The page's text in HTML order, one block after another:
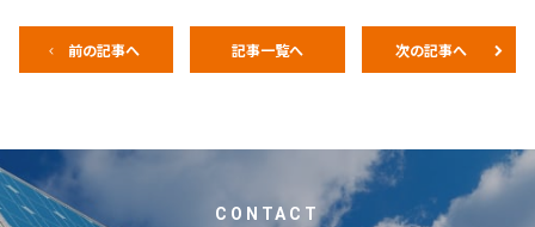
前の記事へ 記事一覧へ 次の記事へ
CONTACT